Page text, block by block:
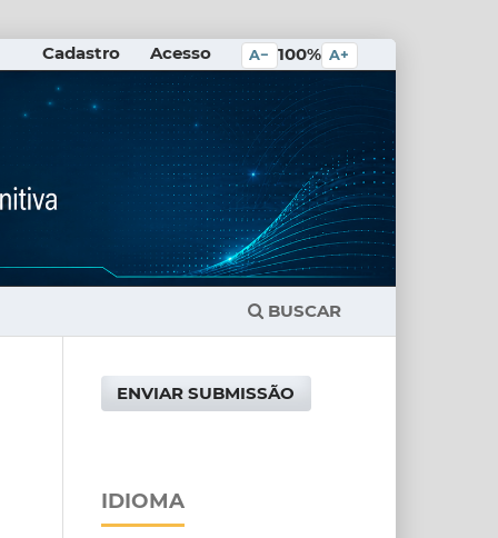
BUSCAR
Cadastro Acesso A− 100% A+
ENVIAR SUBMISSÃO
IDIOMA